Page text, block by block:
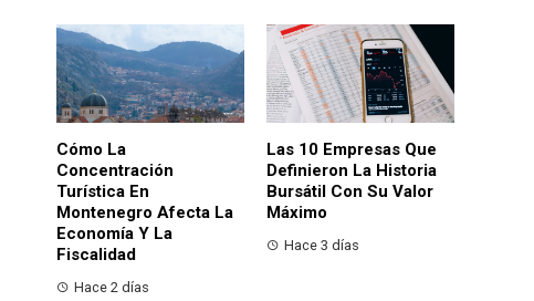
Cómo La
Concentración
Turística En
Montenegro Afecta La
Economía Y La
Fiscalidad
Hace 2 días
Las 10 Empresas Que
Definieron La Historia
Bursátil Con Su Valor
Máximo
Hace 3 días